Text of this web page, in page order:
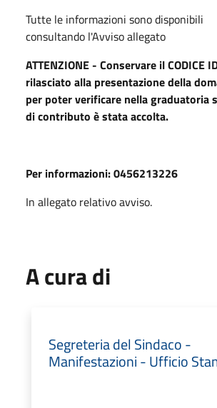
Tutte le informazioni sono disponibili
consultando l'Avviso allegato
ATTENZIONE - Conservare il CODICE
rilasciato alla presentazione della
per poter verificare nella graduatoria
di contributo è stata accolta.
Per informazioni: 0456213226
In allegato relativo avviso.
A cura di
Segreteria del Sindaco -
Manifestazioni - Ufficio